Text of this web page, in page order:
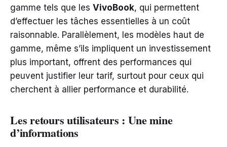
gamme tels que les VivoBook, qui permettent
d’effectuer les tâches essentielles à un coût
raisonnable. Parallèlement, les modèles haut de
gamme, même s’ils impliquent un investissement
plus important, offrent des performances qui
peuvent justifier leur tarif, surtout pour ceux qui
cherchent à allier performance et durabilité.
Les retours utilisateurs : Une mine
d’informations